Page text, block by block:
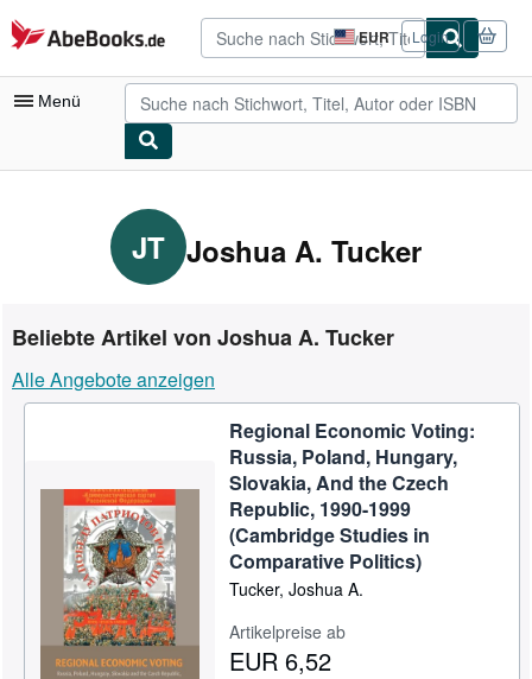
Zum Hauptinhalt
AbeBooks.de EUR
Seite
der
Einkaufseinstellungen.
Login
Menü
Meine Bestellungen
Kunst & Sammlerstücke
SCHLIESSEN
JT Joshua A. Tucker
Beliebte Artikel von Joshua A. Tucker
Alle Angebote anzeigen
Regional Economic Voting:
Russia, Poland, Hungary,
Slovakia, And the Czech
Republic, 1990-1999
(Cambridge Studies in
Comparative Politics)
Tucker, Joshua A.
Artikelpreise ab
EUR 6,52